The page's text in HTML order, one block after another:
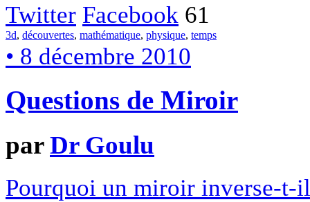
Twitter Facebook 61
3d, découvertes, mathématique, physique, temps
• 8 décembre 2010
Questions de Miroir
parDr Goulu
Pourquoi un miroir inverse-t-